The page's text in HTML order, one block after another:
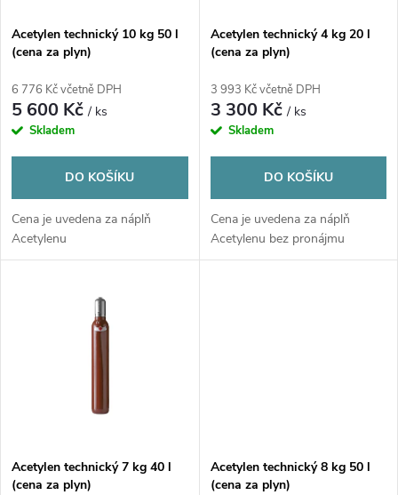
p
r
o
u
k
s
p
r
o
d
u
Acetylen technický 10 kg 50 l
(cena za plyn)
6 776 Kč včetně DPH
5 600 Kč/ ks
Skladem
DO KOŠÍKU
Cena je uvedena za náplň
Acetylenu
Acetylen technický 4 kg 20 l
(cena za plyn)
3 993 Kč včetně DPH
3 300 Kč/ ks
Skladem
DO KOŠÍKU
Cena je uvedena za náplň
Acetylenu bez pronájmu
Acetylen technický 7 kg 40 l
(cena za plyn)
Acetylen technický 8 kg 50 l
(cena za plyn)